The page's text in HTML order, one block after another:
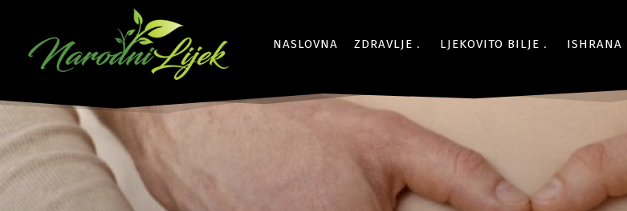
NASLOVNA ZDRAVLJE LJEKOVITO BILJE ISHRANA